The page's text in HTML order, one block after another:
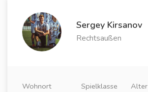
Sergey Kirsanov
Rechtsaußen
Wohnort
Spielklasse
Alter